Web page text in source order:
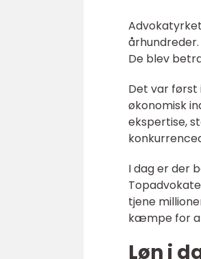
De blev
Det var først
økonomisk
ekspertise,
I dag er der
tjene
kæmpe for
Løn i